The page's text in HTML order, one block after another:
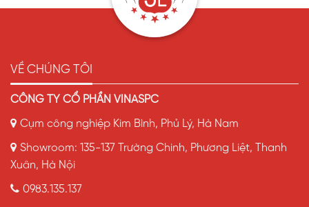
VỀ CHÚNG TÔI
CÔNG TY CỔ PHẦN VINASPC
Cụm công nghiệp Kim Bình, Phủ Lý, Hà Nam
Showroom: 135-137 Trường Chinh, Phương Liệt, Thanh
Xuân, Hà Nội
0983.135.137